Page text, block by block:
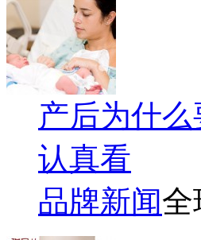
产后为什
认真看
品牌新闻全